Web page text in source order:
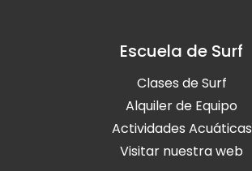
Escuela de Surf
Clases de Surf
Alquiler de Equipo
Actividades Acuáticas
Visitar nuestra web